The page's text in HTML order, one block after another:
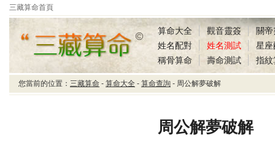
三藏算命首頁
三藏算命周公解夢破解
算命大全 觀音靈簽
關
姓名配對
姓名測試
星座
稱骨算命
壽命測試 指紋
您當前的位置： 三藏算命 - 算命大全 - 算命查詢 - 周公解夢破解
周公解夢破解